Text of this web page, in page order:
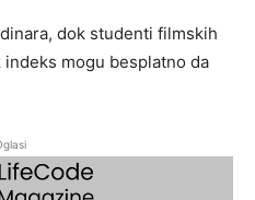
dok studenti filmskih
indeks mogu besplatno da